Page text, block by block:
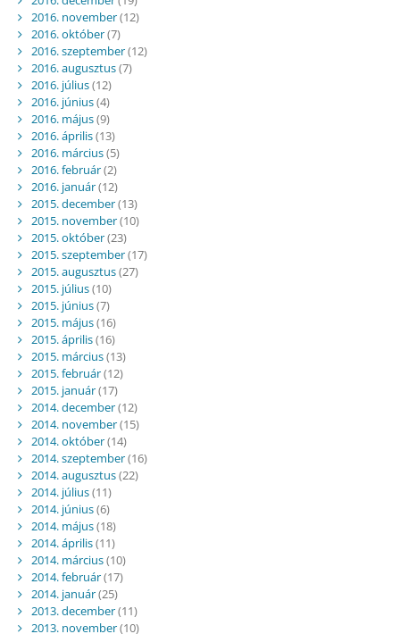
2016. november(12)
2016. október(7)
2016. szeptember(12)
2016. augusztus(7)
2016. július(12)
2016. június(4)
2016. május(9)
2016. április(13)
2016. március(5)
2016. február(2)
2016. január(12)
2015. december(13)
2015. november(10)
2015. október(23)
2015. szeptember(17)
2015. augusztus(27)
2015. július(10)
2015. június(7)
2015. május(16)
2015. április(16)
2015. március(13)
2015. február(12)
2015. január(17)
2014. december(12)
2014. november(15)
2014. október(14)
2014. szeptember(16)
2014. augusztus(22)
2014. július(11)
2014. június(6)
2014. május(18)
2014. április(11)
2014. március(10)
2014. február(17)
2014. január(25)
2013. december(11)
2013. november(10)